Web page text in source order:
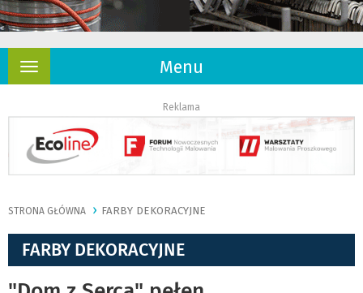
Menu
Rozwiń
Reklama
STRONA GŁÓWNA FARBY DEKORACYJNE
FARBY DEKORACYJNE